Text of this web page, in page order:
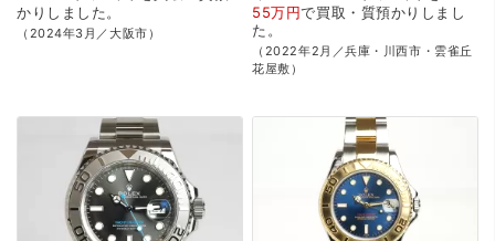
かり しました。
（2024年3月／大阪市）
55万円で買取・質預かり しまし
た。
（2022年2月／兵庫・川西市・雲雀丘
花屋敷）